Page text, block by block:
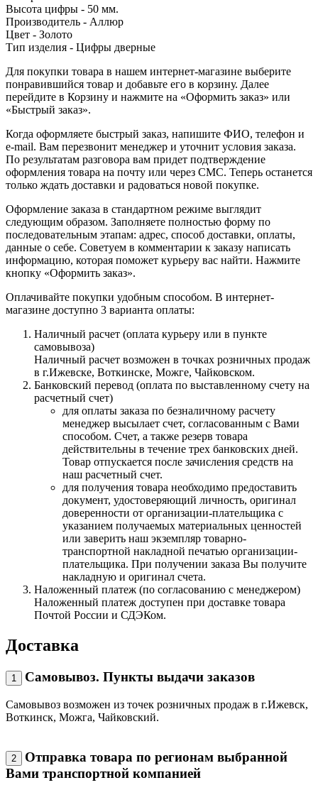
Высота цифры - 50 мм.
Производитель - Аллюр
Цвет - Золото
Тип изделия - Цифры дверные
Для покупки товара в нашем интернет-магазине выберите
понравившийся товар и добавьте его в корзину. Далее
перейдите в Корзину и нажмите на «Оформить заказ» или
«Быстрый заказ».
Когда оформляете быстрый заказ, напишите ФИО, телефон и
e-mail. Вам перезвонит менеджер и уточнит условия заказа.
По результатам разговора вам придет подтверждение
оформления товара на почту или через СМС. Теперь останется
только ждать доставки и радоваться новой покупке.
Оформление заказа в стандартном режиме выглядит
следующим образом. Заполняете полностью форму по
последовательным этапам: адрес, способ доставки, оплаты,
данные о себе. Советуем в комментарии к заказу написать
информацию, которая поможет курьеру вас найти. Нажмите
кнопку «Оформить заказ».
Оплачивайте покупки удобным способом. В интернет-
магазине доступно 3 варианта оплаты:
Наличный расчет (оплата курьеру или в пункте
самовывоза)
Наличный расчет возможен в точках розничных продаж
в г.Ижевске, Воткинске, Можге, Чайковском.
Банковский перевод (оплата по выставленному счету на
расчетный счет)
для оплаты заказа по безналичному расчету
менеджер высылает счет, согласованным с Вами
способом. Счет, а также резерв товара
действительны в течение трех банковских дней.
Товар отпускается после зачисления средств на
наш расчетный счет.
для получения товара необходимо предоставить
документ, удостоверяющий личность, оригинал
доверенности от организации-плательщика с
указанием получаемых материальных ценностей
или заверить наш экземпляр товарно-
транспортной накладной печатью организации-
плательщика. При получении заказа Вы получите
накладную и оригинал счета.
Наложенный платеж (по согласованию с менеджером)
Наложенный платеж доступен при доставке товара
Почтой России и СДЭКом.
Доставка
1 Самовывоз. Пункты выдачи заказов
Самовывоз возможен из точек розничных продаж в г.Ижевск,
Воткинск, Можга, Чайковский.
2
Отправка товара по регионам выбранной
Вами транспортной компанией